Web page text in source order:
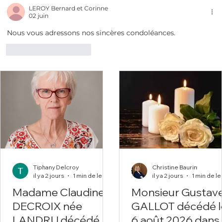
Madame Claudine
DECROIX née
Tiphany Delcroy
il y a 2 jours
Monsieur
GALLOT décédé
Christine Baurin
il y a 2 jours
LEROY Bernard et Corinne
02 juin
Nous vous adressons nos sincères condoléances.